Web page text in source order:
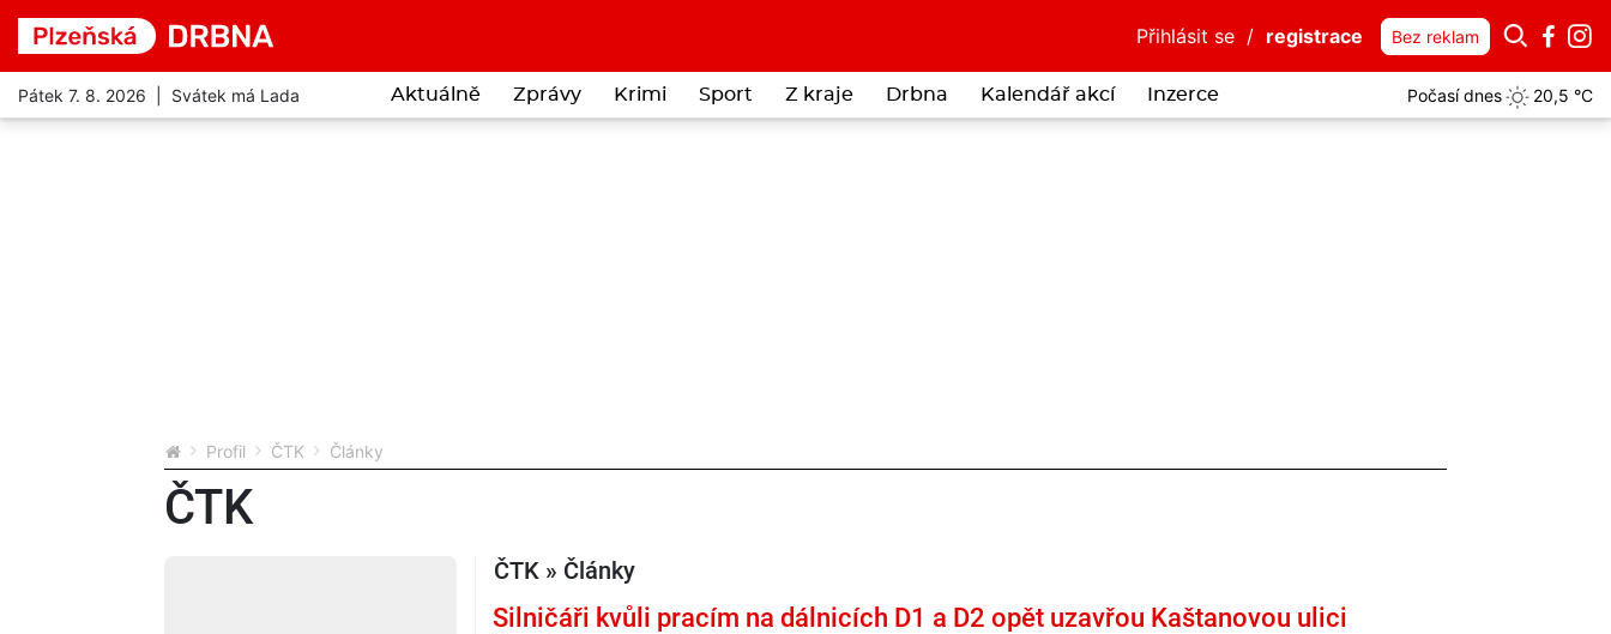
Přihlásit se / registrace Bez reklam
Pátek 7. 8. 2026 | Svátek má Lada Aktuálně Zprávy Krimi Sport Z kraje Drbna Kalendář akcí Inzerce Počasí dnes 20,5 °C
Profil ČTK Články
ČTK
ČTK » Články
Silničáři kvůli pracím na dálnicích D1 a D2 opět uzavřou Kaštanovou ulici